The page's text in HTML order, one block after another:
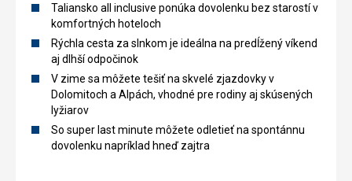
Taliansko all inclusive ponúka dovolenku bez starostí v
komfortných hoteloch
Rýchla cesta za slnkom je ideálna na predĺžený víkend
aj dlhší odpočinok
V zime sa môžete tešiť na skvelé zjazdovky v
Dolomitoch a Alpách, vhodné pre rodiny aj skúsených
lyžiarov
So super last minute môžete odletieť na spontánnu
dovolenku napríklad hneď zajtra